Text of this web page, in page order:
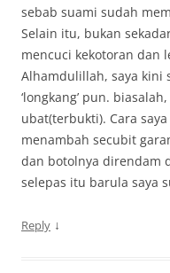
sebab suami sudah
Selain itu, bukan
mencuci kekotoran dan
Alhamdulillah, saya kini
‘longkang’ pun.
ubat(terbukti). Cara
menambah secubit
dan botolnya direndam
selepas itu barula saya
Reply ↓